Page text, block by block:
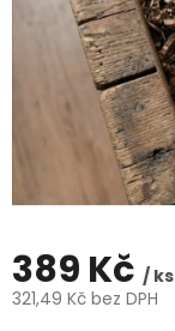
389 Kč / ks
321,49 Kč bez DPH